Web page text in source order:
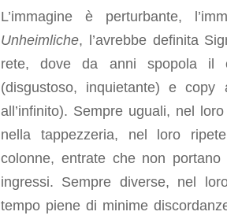
L’immagine è perturbante,
Unheimliche, l’avrebbe definita
rete, dove da anni spopola il
(disgustoso, inquietante) e copy
all’infinito). Sempre uguali, nel
nella tappezzeria, nel loro
colonne, entrate che non
ingressi. Sempre diverse, nel
tempo piene di minime